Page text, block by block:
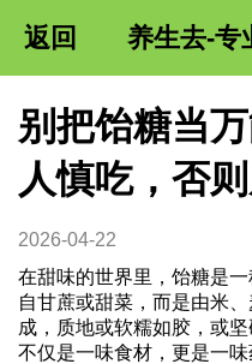
返回 养生去-专
别把饴糖当
人慎吃，否
2026-04-22
在甜味的世界里，饴糖是
自甘蔗或甜菜，而是由米
成，质地或软糯如胶，或
不仅是一味食材，更是一